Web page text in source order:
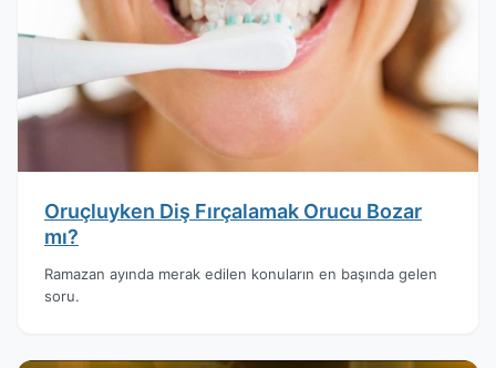
Oruçluyken Diş Fırçalamak Orucu Bozar
mı?
Ramazan ayında merak edilen konuların en başında gelen
soru.